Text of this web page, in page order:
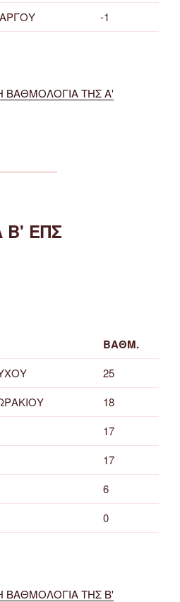
-1
ΒΑΘΜΟΛΟΓΙΑ ΤΗΣ Α'
Β' ΕΠΣ
ΒΑΘΜ.
25
18
17
17
6
0
ΒΑΘΜΟΛΟΓΙΑ ΤΗΣ Β'